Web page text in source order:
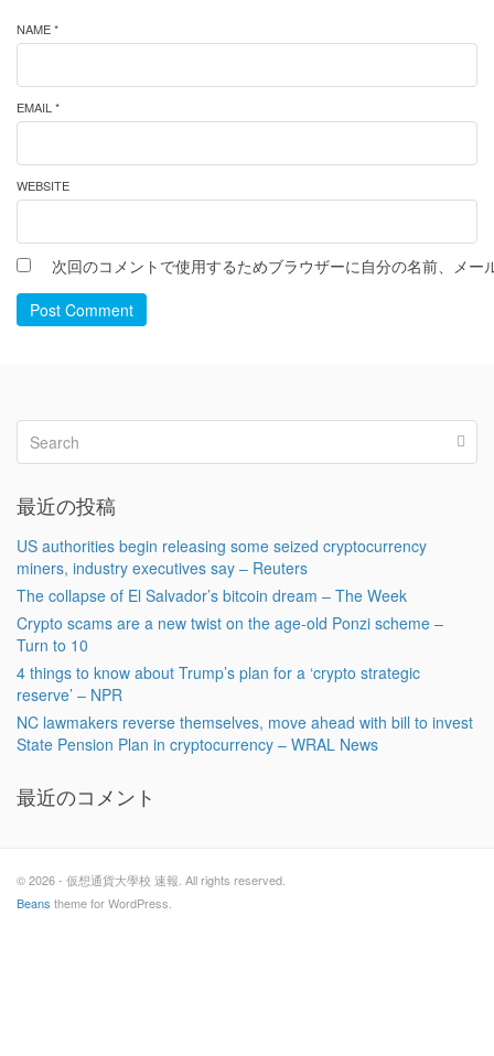
NAME *
EMAIL *
WEBSITE
次回のコメントで使用するためブラウザーに自分の名前、メー
Post Comment
最近の投稿
US authorities begin releasing some seized cryptocurrency
miners, industry executives say – Reuters
The collapse of El Salvador’s bitcoin dream – The Week
Crypto scams are a new twist on the age-old Ponzi scheme –
Turn to 10
4 things to know about Trump’s plan for a ‘crypto strategic
reserve’ – NPR
NC lawmakers reverse themselves, move ahead with bill to invest
State Pension Plan in cryptocurrency – WRAL News
最近のコメント
© 2026 - 仮想通貨大學校 速報. All rights reserved.
Beans theme for WordPress.